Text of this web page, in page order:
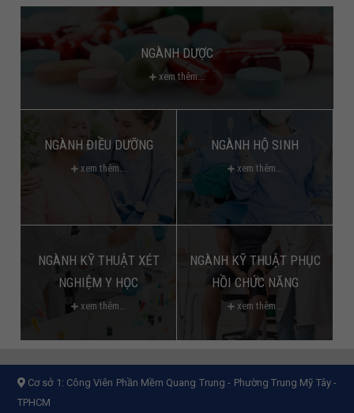
NGÀNH DƯỢC
xem thêm...
NGÀNH ĐIỀU DƯỠNG
xem thêm...
NGÀNH HỘ SINH
xem thêm...
NGÀNH KỸ THUẬT XÉT
NGHIỆM Y HỌC
xem thêm...
NGÀNH KỸ THUẬT PHỤC
HỒI CHỨC NĂNG
xem thêm...
Cơ sở 1: Công Viên Phần Mềm Quang Trung - Phường Trung Mỹ Tây -
TPHCM